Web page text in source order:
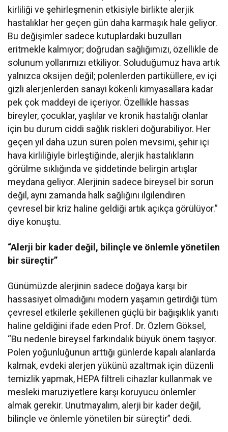
kirliliği ve şehirleşmenin etkisiyle birlikte alerjik
hastalıklar her geçen gün daha karmaşık hale geliyor.
Bu değişimler sadece kutuplardaki buzulları
eritmekle kalmıyor; doğrudan sağlığımızı, özellikle de
solunum yollarımızı etkiliyor. Soluduğumuz hava artık
yalnızca oksijen değil; polenlerden partiküllere, ev içi
gizli alerjenlerden sanayi kökenli kimyasallara kadar
pek çok maddeyi de içeriyor. Özellikle hassas
bireyler, çocuklar, yaşlılar ve kronik hastalığı olanlar
için bu durum ciddi sağlık riskleri doğurabiliyor. Her
geçen yıl daha uzun süren polen mevsimi, şehir içi
hava kirliliğiyle birleştiğinde, alerjik hastalıkların
görülme sıklığında ve şiddetinde belirgin artışlar
meydana geliyor. Alerjinin sadece bireysel bir sorun
değil, aynı zamanda halk sağlığını ilgilendiren
çevresel bir kriz haline geldiği artık açıkça görülüyor.”
diye konuştu.
“Alerji bir kader değil, bilinçle ve önlemle yönetilen
bir süreçtir”
Günümüzde alerjinin sadece doğaya karşı bir
hassasiyet olmadığını modern yaşamın getirdiği tüm
çevresel etkilerle şekillenen güçlü bir bağışıklık yanıtı
haline geldiğini ifade eden Prof. Dr. Özlem Göksel,
“Bu nedenle bireysel farkındalık büyük önem taşıyor.
Polen yoğunluğunun arttığı günlerde kapalı alanlarda
kalmak, evdeki alerjen yükünü azaltmak için düzenli
temizlik yapmak, HEPA filtreli cihazlar kullanmak ve
mesleki maruziyetlere karşı koruyucu önlemler
almak gerekir. Unutmayalım, alerji bir kader değil,
bilinçle ve önlemle yönetilen bir süreçtir” dedi.